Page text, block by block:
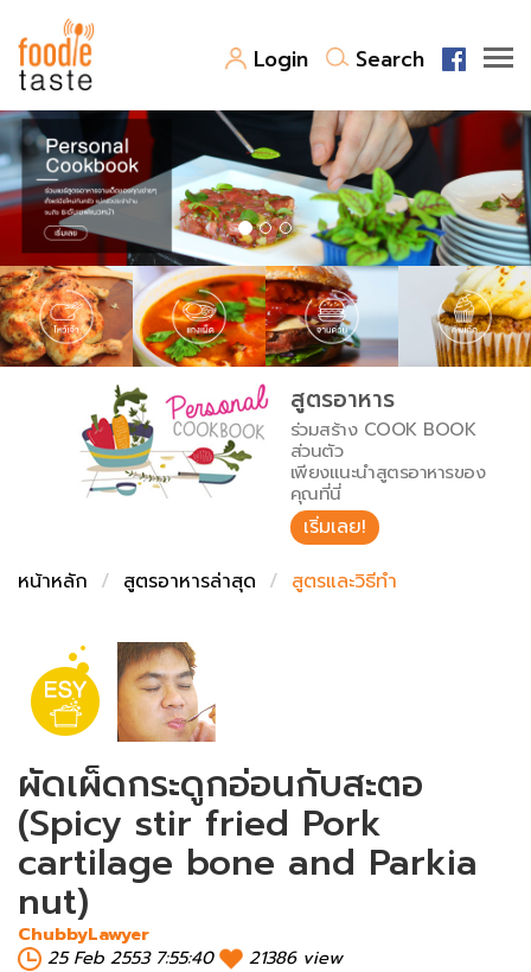
Login Search
สูตรอาหาร
สูตรอาหารล่าสุด
Top Foodie
พาไปชิม
สารพันก้นครัว
เคล็ดลับน่ารู้
เปรียบเทียบหน่วยการตวง
เปรียบเทียบอุณหภูมิ
เปรียบเทียบน้ำหนักวัตถุดิบ
FoodPedia
สร้าง Cookbook
สูตรอาหาร
ร่วมสร้าง COOK BOOK
ส่วนตัว
เพียงแนะนำสูตรอาหารของ
คุณที่นี่
เริ่มเลย!
หน้าหลัก
สูตรอาหารล่าสุด สูตรและวิธีทำ
ผัดเผ็ดกระดูกอ่อนกับสะตอ
(Spicy stir fried Pork
cartilage bone and Parkia
nut)
ChubbyLawyer
25 Feb 2553 7:55:40
21386 view